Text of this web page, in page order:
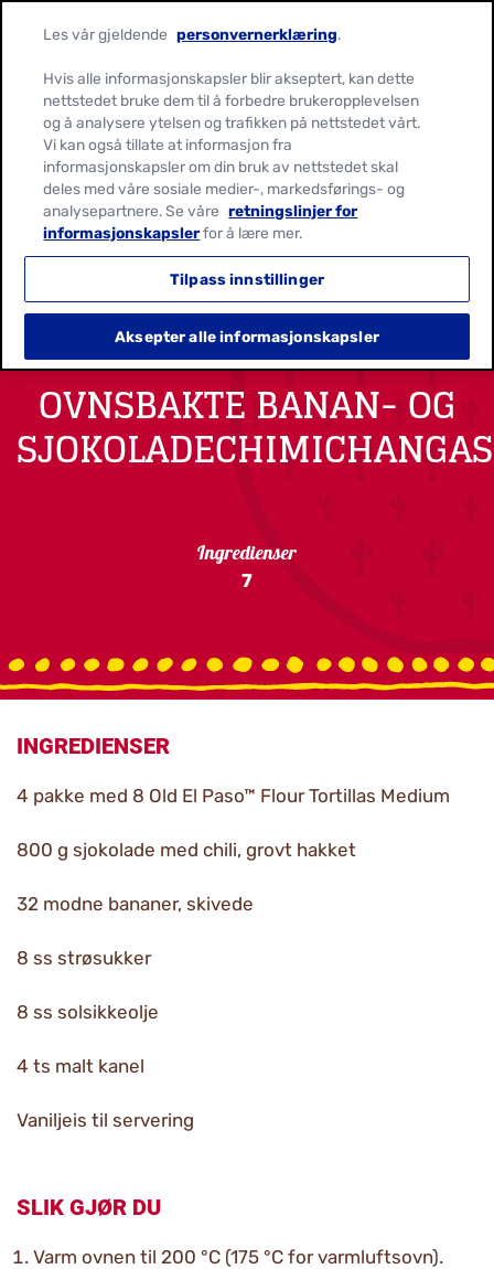
OVNSBAKTE BANAN- OG
SJOKOLADECHIMICHANGAS
Ingredienser
7
INGREDIENSER
4 pakke med 8 Old El Paso™ Flour Tortillas Medium
800 g sjokolade med chili, grovt hakket
32 modne bananer, skivede
8 ss strøsukker
8 ss solsikkeolje
4 ts malt kanel
Vaniljeis til servering
SLIK GJØR DU
Varm ovnen til 200 °C (175 °C for varmluftsovn).
Les vår gjeldende personvernerklæring.
Hvis alle informasjonskapsler blir akseptert, kan dette
nettstedet bruke dem til å forbedre brukeropplevelsen
og å analysere ytelsen og trafikken på nettstedet vårt.
Vi kan også tillate at informasjon fra
informasjonskapsler om din bruk av nettstedet skal
deles med våre sosiale medier-, markedsførings- og
analysepartnere. Se våre retningslinjer for
informasjonskapslerfor å lære mer.
Tilpass innstillinger
Aksepter alle informasjonskapsler